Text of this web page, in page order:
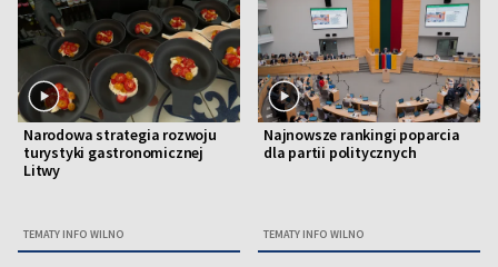
Narodowa strategia rozwoju
turystyki gastronomicznej
Litwy
TEMATY INFO WILNO
Najnowsze rankingi poparcia
dla partii politycznych
TEMATY INFO WILNO